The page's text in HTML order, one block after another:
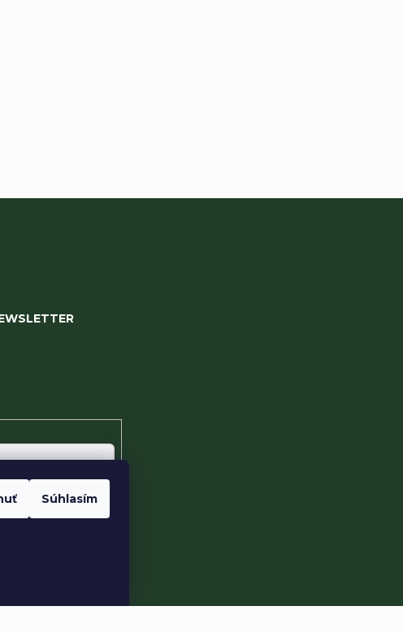
Súhlasím
súhlasíte s
osobných údajov